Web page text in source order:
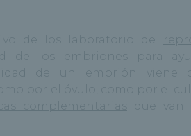
de los laboratorio de
de los embriones para
de un embrión viene
por el óvulo, como por el
complementarias
que van